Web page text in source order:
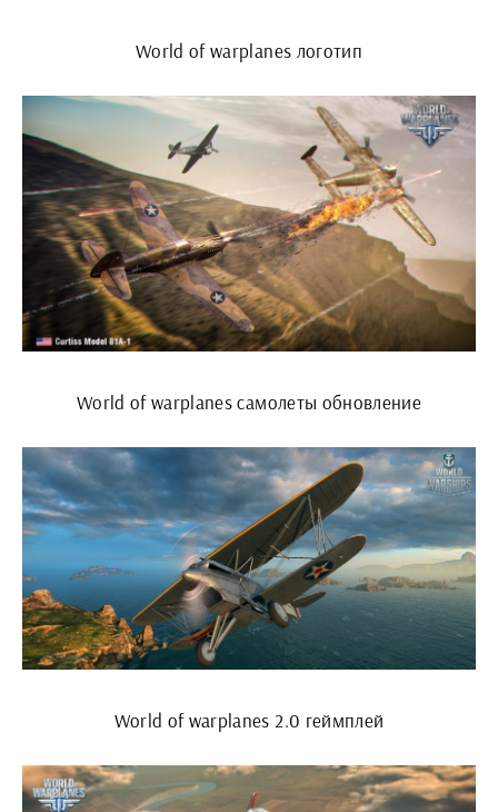
World of warplanes логотип
World of warplanes самолеты обновление
World of warplanes 2.0 геймплей